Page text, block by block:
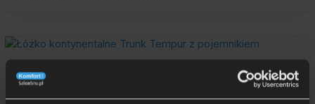
Łóżko kontynentalne Trunk 2.0 z pojemnikiem na pościel